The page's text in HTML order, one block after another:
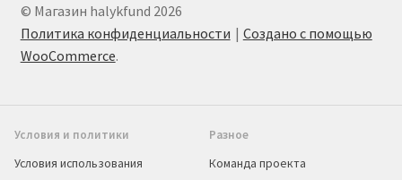
© Магазин halykfund 2026
Политика конфиденциальности
Создано с помощью
WooCommerce.
Условия и политики
Условия использования
Разное
Команда проекта